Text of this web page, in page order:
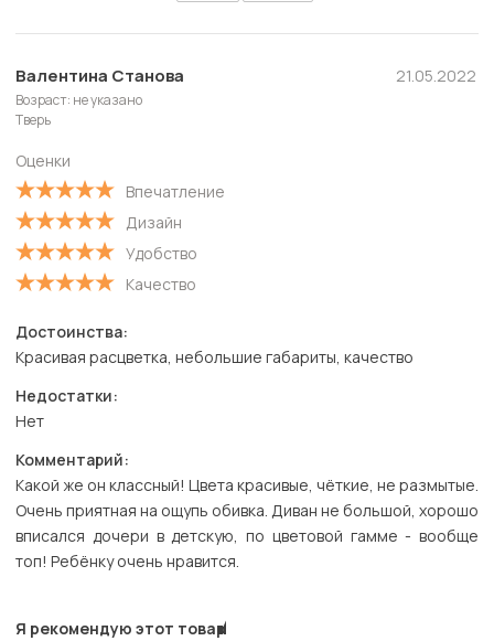
Валентина Станова
Возраст: не указано
Тверь
Оценки
Впечатление
Дизайн
Удобство
Качество
21.05.2022
Достоинства:
Красивая расцветка, небольшие габариты, качество
Недостатки:
Нет
Комментарий:
Какой же он классный! Цвета красивые, чёткие, не размытые.
Очень приятная на ощупь обивка. Диван не большой, хорошо
вписался дочери в детскую, по цветовой гамме - вообще
топ! Ребёнку очень нравится.
Я рекомендую этот товар